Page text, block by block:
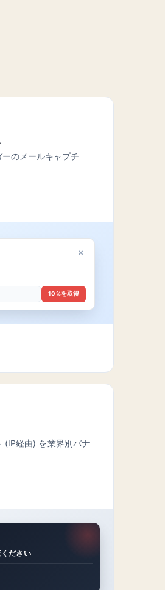
のメールキャプチ
×
10%を取得
(IP経由) を業界別バナ
ださい